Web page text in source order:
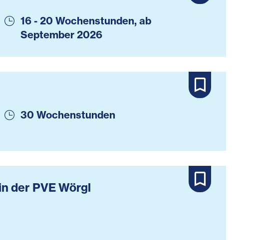
16 - 20 Wochenstunden, ab
September 2026
30 Wochenstunden
der PVE Wörgl